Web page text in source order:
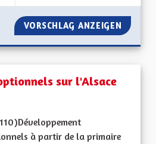
VORSCHLAG ANZEIGEN
sur l'Alsace
à partir de la primaire